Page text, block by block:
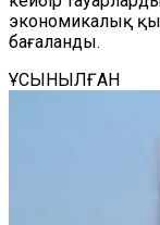
экономикалық
бағаланды.
ҰСЫНЫЛҒАН